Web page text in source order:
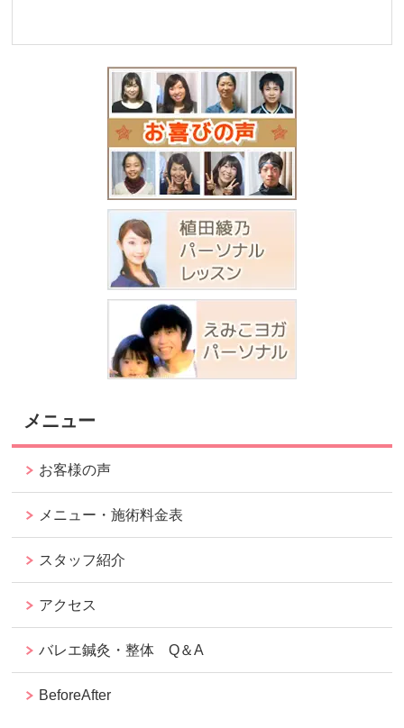
メニュー
お客様の声
メニュー・施術料金表
スタッフ紹介
アクセス
バレエ鍼灸・整体 Q＆A
BeforeAfter